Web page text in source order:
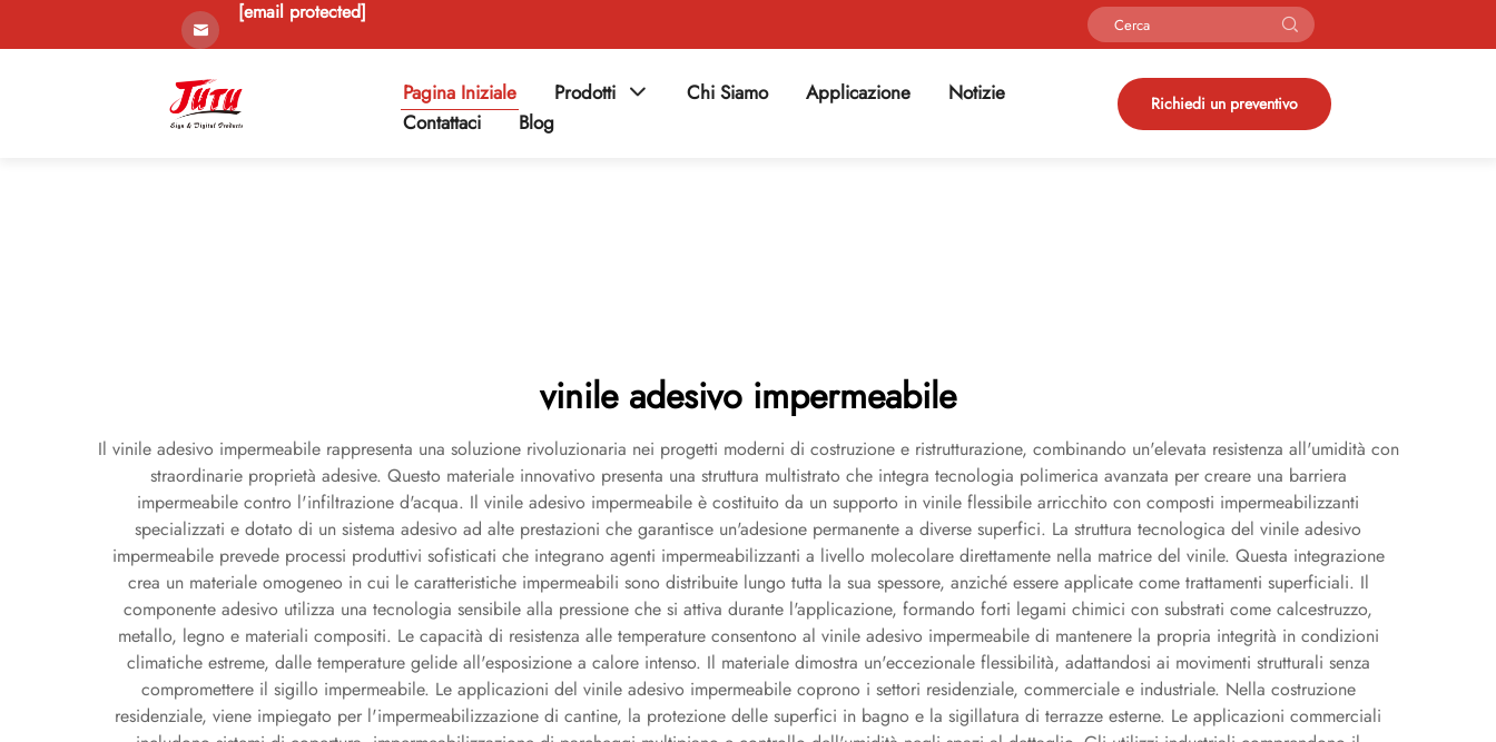
[email protected]
Pagina Iniziale Prodotti Chi Siamo Applicazione
Notizie
Contattaci
Blog
Richiedi un preventivo
vinile adesivo impermeabile
Il vinile adesivo impermeabile rappresenta una soluzione rivoluzionaria nei progetti moderni di costruzione e ristrutturazione, combinando un'elevata resistenza all'umidità con
straordinarie proprietà adesive. Questo materiale innovativo presenta una struttura multistrato che integra tecnologia polimerica avanzata per creare una barriera
impermeabile contro l'infiltrazione d'acqua. Il vinile adesivo impermeabile è costituito da un supporto in vinile flessibile arricchito con composti impermeabilizzanti
specializzati e dotato di un sistema adesivo ad alte prestazioni che garantisce un'adesione permanente a diverse superfici. La struttura tecnologica del vinile adesivo
impermeabile prevede processi produttivi sofisticati che integrano agenti impermeabilizzanti a livello molecolare direttamente nella matrice del vinile. Questa integrazione
crea un materiale omogeneo in cui le caratteristiche impermeabili sono distribuite lungo tutta la sua spessore, anziché essere applicate come trattamenti superficiali. Il
componente adesivo utilizza una tecnologia sensibile alla pressione che si attiva durante l'applicazione, formando forti legami chimici con substrati come calcestruzzo,
metallo, legno e materiali compositi. Le capacità di resistenza alle temperature consentono al vinile adesivo impermeabile di mantenere la propria integrità in condizioni
climatiche estreme, dalle temperature gelide all'esposizione a calore intenso. Il materiale dimostra un'eccezionale flessibilità, adattandosi ai movimenti strutturali senza
compromettere il sigillo impermeabile. Le applicazioni del vinile adesivo impermeabile coprono i settori residenziale, commerciale e industriale. Nella costruzione
residenziale, viene impiegato per l'impermeabilizzazione di cantine, la protezione delle superfici in bagno e la sigillatura di terrazze esterne. Le applicazioni commerciali